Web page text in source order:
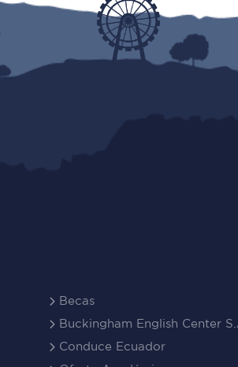
Becas
Buckingham English Center
Conduce Ecuador